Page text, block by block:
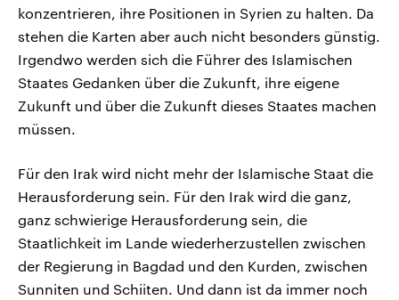
konzentrieren, ihre Positionen in Syrien zu halten. Da
stehen die Karten aber auch nicht besonders günstig.
Irgendwo werden sich die Führer des Islamischen
Staates Gedanken über die Zukunft, ihre eigene
Zukunft und über die Zukunft dieses Staates machen
müssen.
Für den Irak wird nicht mehr der Islamische Staat die
Herausforderung sein. Für den Irak wird die ganz,
ganz schwierige Herausforderung sein, die
Staatlichkeit im Lande wiederherzustellen zwischen
der Regierung in Bagdad und den Kurden, zwischen
Sunniten und Schiiten. Und dann ist da immer noch